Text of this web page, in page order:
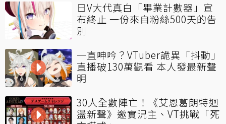
日V大代真白「畢業計數器」宣
布終止 一份來自粉絲500天的告
別
一直呻吟？VTuber詭異「抖動」
直播破130萬觀看 本人發最新聲
明
30人全數陣亡！《艾恩葛朗特迴
盪新聲》邀實況主、VT挑戰「死